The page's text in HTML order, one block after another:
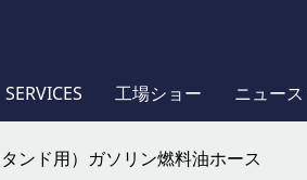
SERVICES 工場ショー ニュース
ンド用）ガソリン燃料油ホース